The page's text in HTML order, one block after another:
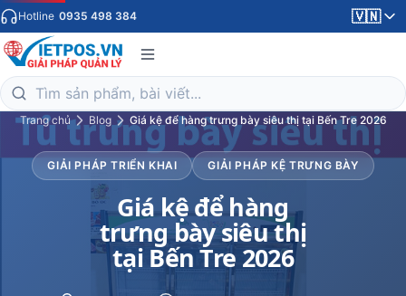
Hotline 0935 498 384 🇻🇳
Trang chủ Blog Giá kệ để hàng trưng bày siêu thị tại Bến Tre 2026
GIẢI PHÁP TRIỂN KHAI GIẢI PHÁP KỆ TRƯNG BÀY
Giá kệ để hàng
trưng bày siêu thị
tại Bến Tre 2026